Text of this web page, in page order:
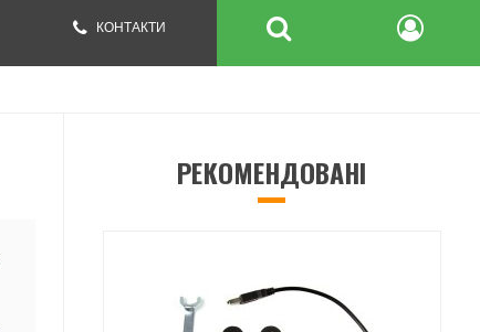
КОНТАКТИ
РЕКОМЕНДОВАНІ